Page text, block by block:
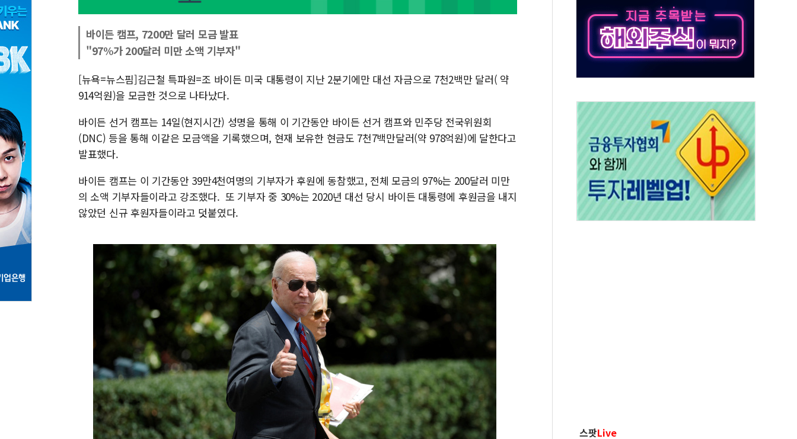
바이든 캠프, 7200만 달러 모금 발표
"97%가 200달러 미만 소액 기부자"
[뉴욕=뉴스핌]김근철 특파원=조 바이든 미국 대통령이 지난 2분기에만 대선 자금으로 7천2백만 달러( 약
914억원)을 모금한 것으로 나타났다.
바이든 선거 캠프는 14일(현지시간) 성명을 통해 이 기간동안 바이든 선거 캠프와 민주당 전국위원회
(DNC) 등을 통해 이같은 모금액을 기록했으며, 현재 보유한 현금도 7천7백만달러(약 978억원)에 달한다고
발표했다.
바이든 캠프는 이 기간동안 39만4천여명의 기부자가 후원에 동참했고, 전체 모금의 97%는 200달러 미만
의 소액 기부자들이라고 강조했다. 또 기부자 중 30%는 2020년 대선 당시 바이든 대통령에 후원금을 내지
않았던 신규 후원자들이라고 덧붙였다.
스팟Live